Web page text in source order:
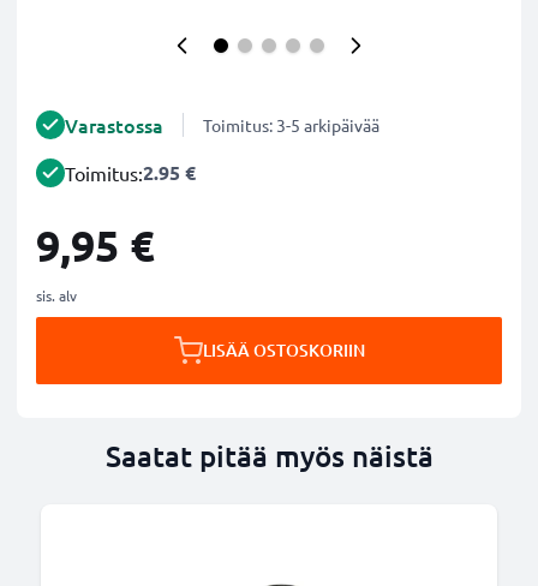
Varastossa Toimitus: 3-5 arkipäivää
Toimitus:2.95 €
9,95 €
sis. alv
LISÄÄ OSTOSKORIIN
Saatat pitää myös näistä